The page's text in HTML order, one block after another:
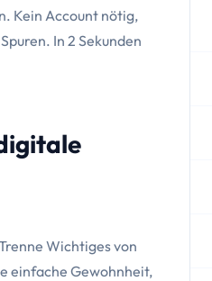
Kein Account nötig,
In 2 Sekunden
Wichtiges von
einfache Gewohnheit,